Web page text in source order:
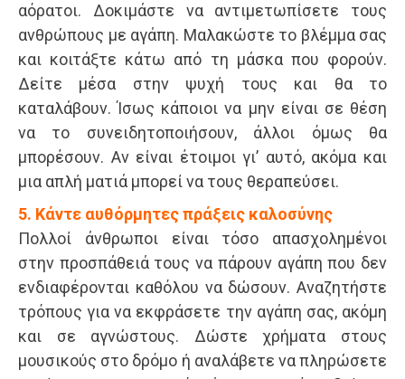
αόρατοι. Δοκιμάστε να αντιμετωπίσετε τους
ανθρώπους με αγάπη. Μαλακώστε το βλέμμα σας
και κοιτάξτε κάτω από τη μάσκα που φορούν.
Δείτε μέσα στην ψυχή τους και θα το
καταλάβουν. Ίσως κάποιοι να μην είναι σε θέση
να το συνειδητοποιήσουν, άλλοι όμως θα
μπορέσουν. Αν είναι έτοιμοι γι’ αυτό, ακόμα και
μια απλή ματιά μπορεί να τους θεραπεύσει.
5. Κάντε αυθόρμητες πράξεις καλοσύνης
Πολλοί άνθρωποι είναι τόσο απασχολημένοι
στην προσπάθειά τους να πάρουν αγάπη που δεν
ενδιαφέρονται καθόλου να δώσουν. Αναζητήστε
τρόπους για να εκφράσετε την αγάπη σας, ακόμη
και σε αγνώστους. Δώστε χρήματα στους
μουσικούς στο δρόμο ή αναλάβετε να πληρώσετε